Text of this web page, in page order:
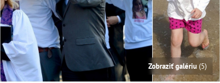
Zobraziť galériu (5)